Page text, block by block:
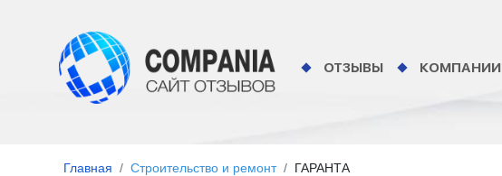
ОТЗЫВЫ КОМПАНИИ
Главная Строительство и ремонт ГАРАНТА